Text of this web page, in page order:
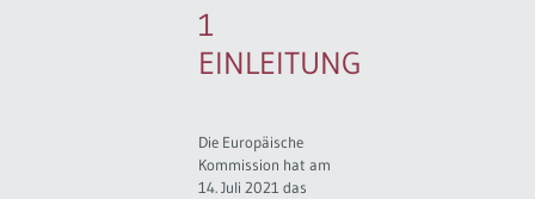
1
EINLEITUNG
Die Europäische
Kommission hat am
14. Juli 2021 das